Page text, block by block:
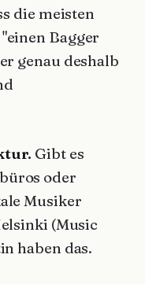
die meisten
Bagger
genau deshalb
Gibt es
oder
Musiker
(Music
haben das.